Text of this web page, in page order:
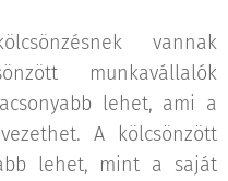
vannak
munkavállalók
lehet, ami a
A kölcsönzött
lehet, mint a saját